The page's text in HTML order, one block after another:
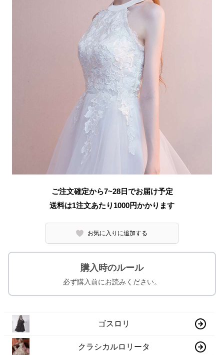
ご注文確定から7~28日でお届け予定
送料は1注文あたり 1000円かかります
お気に入りに追加する
購入時のルール
必ず購入前にお読みください。
ゴスロリ
クラシカルロリータ